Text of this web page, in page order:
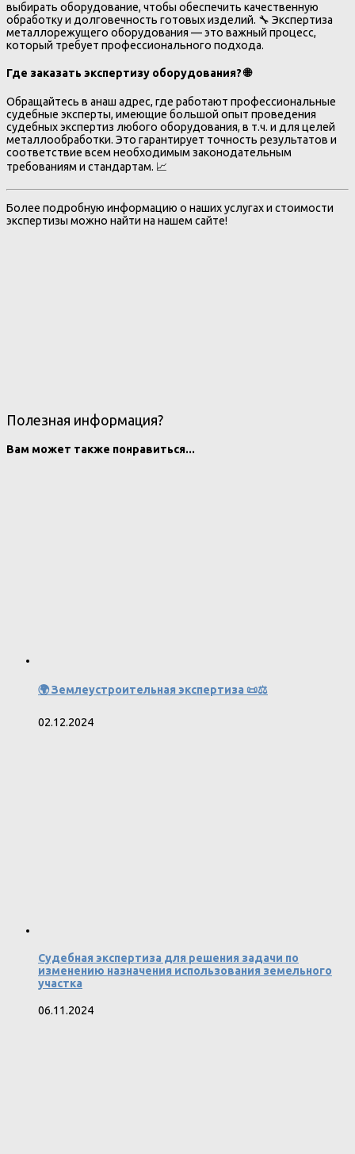
выбирать оборудование, чтобы обеспечить качественную
обработку и долговечность готовых изделий. 🔧 Экспертиза
металлорежущего оборудования — это важный процесс,
который требует профессионального подхода.
Где заказать экспертизу оборудования? 🌐
Обращайтесь в анаш адрес, где работают профессиональные
судебные эксперты, имеющие большой опыт проведения
судебных экспертиз любого оборудования, в т.ч. и для целей
металлообработки. Это гарантирует точность результатов и
соответствие всем необходимым законодательным
требованиям и стандартам. 📈
Более подробную информацию о наших услугах и стоимости
экспертизы можно найти на нашем сайте!
Полезная информация?
Вам может также понравиться...
🌍 Землеустроительная экспертиза 📜⚖️
02.12.2024
Судебная экспертиза для решения задачи по
изменению назначения использования земельного
участка
06.11.2024